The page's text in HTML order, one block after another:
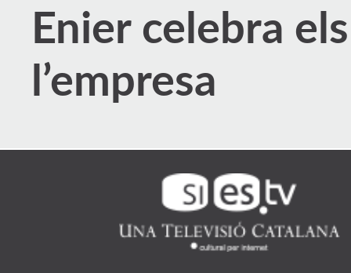
Enier celebra
l’empresa